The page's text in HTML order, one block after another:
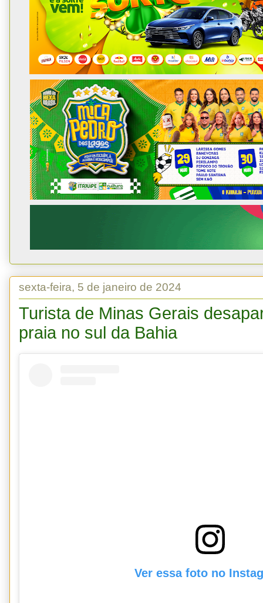
sexta-feira, 5 de janeiro de 2024
Turista de Minas Gerais
praia no sul da Bahia
Ver essa foto no